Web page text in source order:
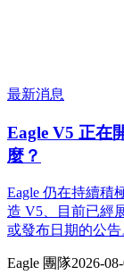
最新消息
Eagle V5 正在
麼？
Eagle 仍在持續積
造 V5、目前已經
或發布日期的公告
Eagle 團隊2026-